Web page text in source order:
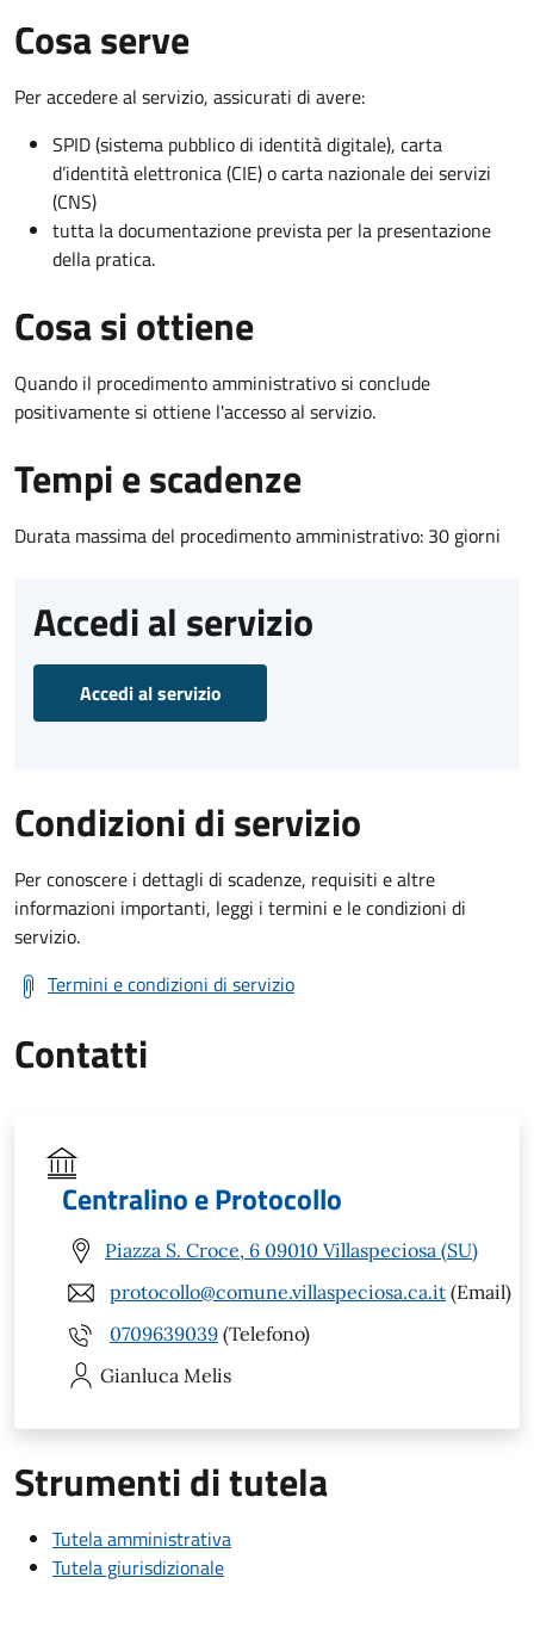
Cosa serve
Per accedere al servizio, assicurati di avere:
SPID (sistema pubblico di identità digitale), carta
d’identità elettronica (CIE) o carta nazionale dei servizi
(CNS)
tutta la documentazione prevista per la presentazione
della pratica.
Cosa si ottiene
Quando il procedimento amministrativo si conclude
positivamente si ottiene l'accesso al servizio.
Tempi e scadenze
Durata massima del procedimento amministrativo: 30 giorni
Accedi al servizio
Accedi al servizio
Condizioni di servizio
Per conoscere i dettagli di scadenze, requisiti e altre
informazioni importanti, leggi i termini e le condizioni di
servizio.
Termini e condizioni di servizio
Contatti
Centralino e Protocollo
Piazza S. Croce, 6 09010 Villaspeciosa (SU)
protocollo@comune.villaspeciosa.ca.it (Email)
0709639039 (Telefono)
Gianluca Melis
Strumenti di tutela
Tutela amministrativa
Tutela giurisdizionale